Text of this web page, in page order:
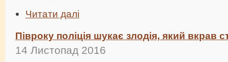
Читати далі
Півроку поліція шукає злодія, який вкрав
14 Листопад 2016